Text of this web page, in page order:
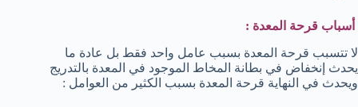
أسباب قرحة المعدة :
لا تتسبب قرحة المعدة بسبب عامل واحد فقط بل عادة ما
يحدث إنخفاض في بطانة المخاط الموجود في المعدة بالتدريج
ويحدث في النهاية قرحة المعدة بسبب الكثير من العوامل :